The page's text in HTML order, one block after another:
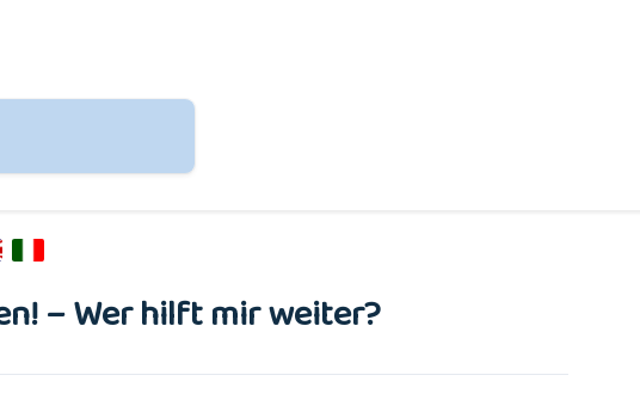
– Wer hilft mir weiter?